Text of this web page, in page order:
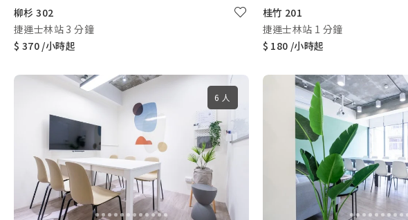
柳杉 302
捷運士林站 3 分鐘
$ 370 /小時起
桂竹 201
捷運士林站 1 分鐘
$ 180 /小時起
6 人